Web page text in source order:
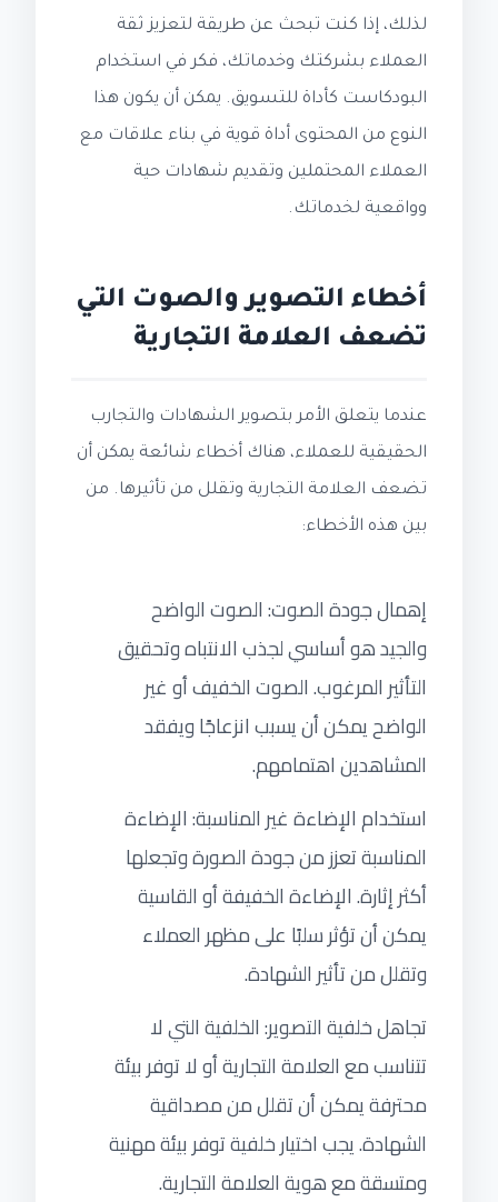
لذلك، إذا كنت تبحث عن طريقة لتعزيز ثقة
العملاء بشركتك وخدماتك، فكر في استخدام
البودكاست كأداة للتسويق. يمكن أن يكون هذا
النوع من المحتوى أداة قوية في بناء علاقات مع
العملاء المحتملين وتقديم شهادات حية
وواقعية لخدماتك.
أخطاء التصوير والصوت التي
تضعف العلامة التجارية
عندما يتعلق الأمر بتصوير الشهادات والتجارب
الحقيقية للعملاء، هناك أخطاء شائعة يمكن أن
تضعف العلامة التجارية وتقلل من تأثيرها. من
بين هذه الأخطاء:
إهمال جودة الصوت: الصوت الواضح
والجيد هو أساسي لجذب الانتباه وتحقيق
التأثير المرغوب. الصوت الخفيف أو غير
الواضح يمكن أن يسبب انزعاجًا ويفقد
المشاهدين اهتمامهم.
استخدام الإضاءة غير المناسبة: الإضاءة
المناسبة تعزز من جودة الصورة وتجعلها
أكثر إثارة. الإضاءة الخفيفة أو القاسية
يمكن أن تؤثر سلبًا على مظهر العملاء
وتقلل من تأثير الشهادة.
تجاهل خلفية التصوير: الخلفية التي لا
تتناسب مع العلامة التجارية أو لا توفر بيئة
محترفة يمكن أن تقلل من مصداقية
الشهادة. يجب اختيار خلفية توفر بيئة مهنية
ومتسقة مع هوية العلامة التجارية.